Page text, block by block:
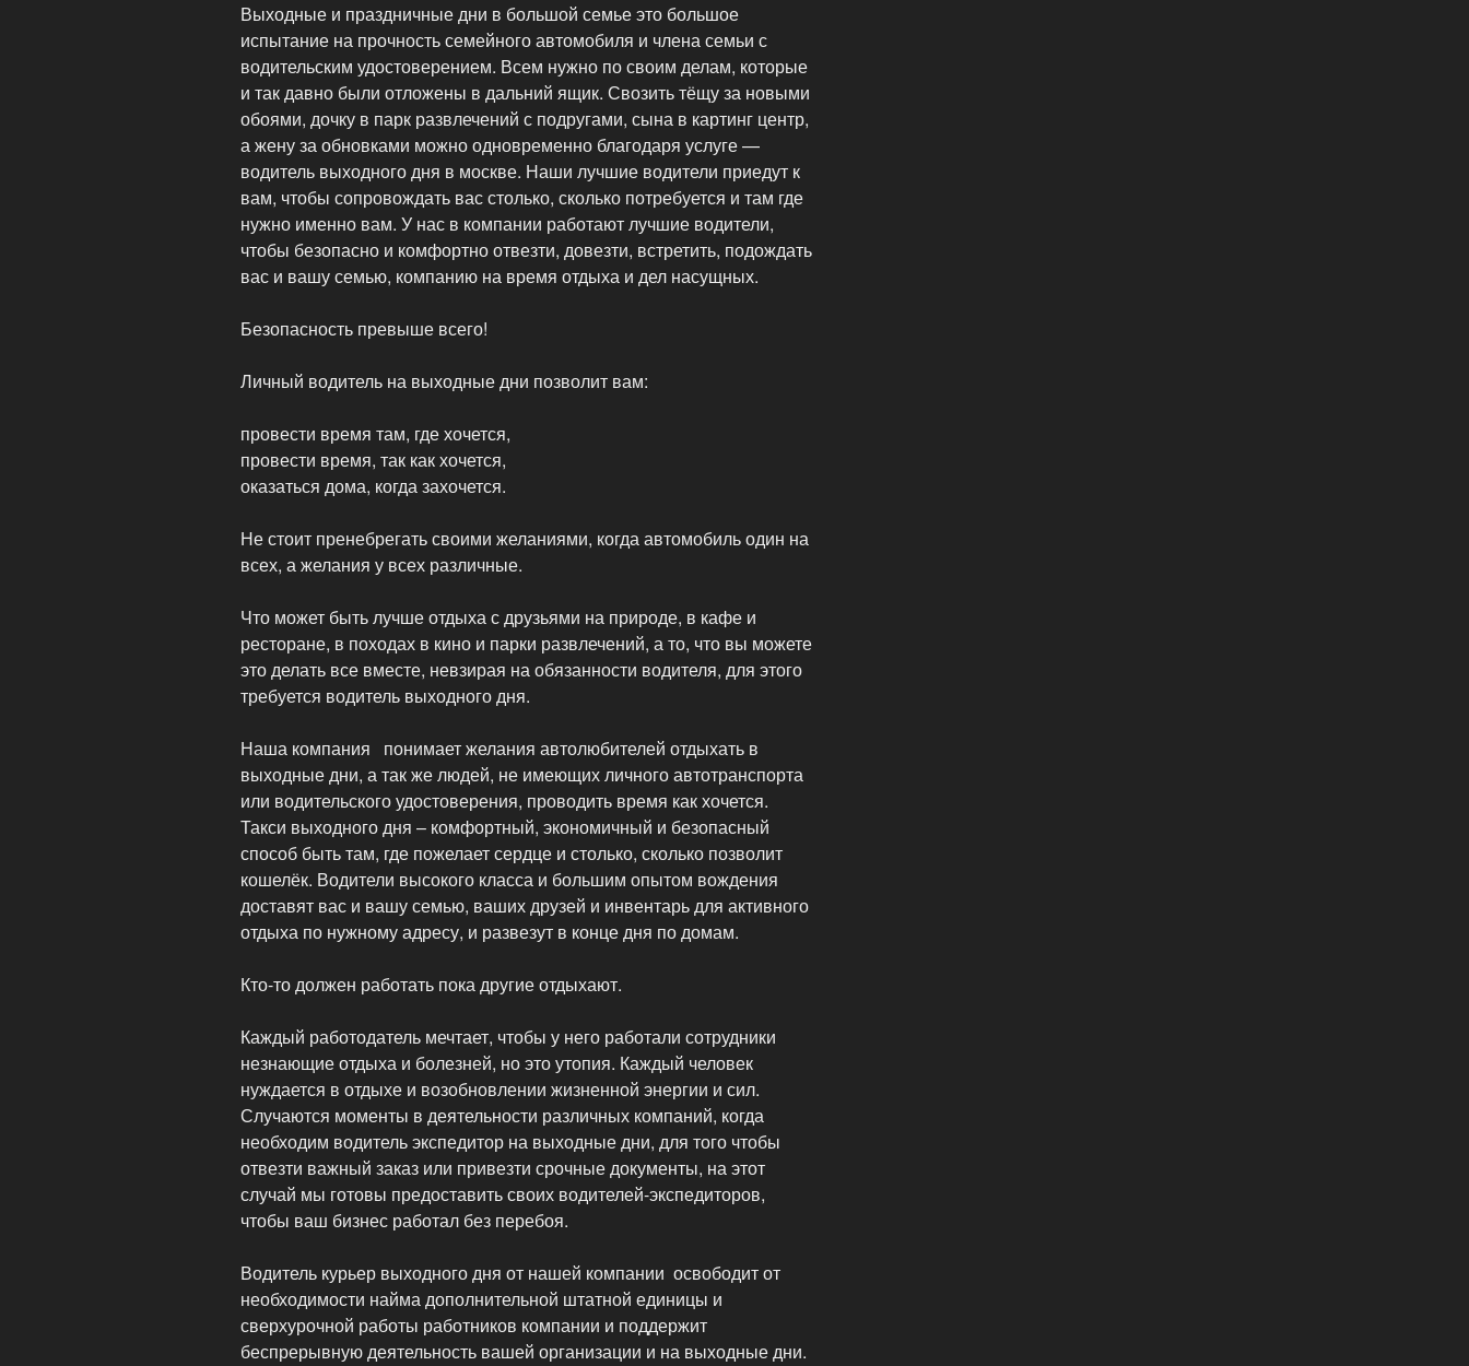
Выходные и праздничные дни в большой семье это большое
испытание на прочность семейного автомобиля и члена семьи с
водительским удостоверением. Всем нужно по своим делам, которые
и так давно были отложены в дальний ящик. Свозить тёщу за новыми
обоями, дочку в парк развлечений с подругами, сына в картинг центр,
а жену за обновками можно одновременно благодаря услуге —
водитель выходного дня в москве. Наши лучшие водители приедут к
вам, чтобы сопровождать вас столько, сколько потребуется и там где
нужно именно вам. У нас в компании работают лучшие водители,
чтобы безопасно и комфортно отвезти, довезти, встретить, подождать
вас и вашу семью, компанию на время отдыха и дел насущных.
Безопасность превыше всего!
Личный водитель на выходные дни позволит вам:
провести время там, где хочется,
провести время, так как хочется,
оказаться дома, когда захочется.
Не стоит пренебрегать своими желаниями, когда автомобиль один на
всех, а желания у всех различные.
Что может быть лучше отдыха с друзьями на природе, в кафе и
ресторане, в походах в кино и парки развлечений, а то, что вы можете
это делать все вместе, невзирая на обязанности водителя, для этого
требуется водитель выходного дня.
Наша компания понимает желания автолюбителей отдыхать в
выходные дни, а так же людей, не имеющих личного автотранспорта
или водительского удостоверения, проводить время как хочется.
Такси выходного дня – комфортный, экономичный и безопасный
способ быть там, где пожелает сердце и столько, сколько позволит
кошелёк. Водители высокого класса и большим опытом вождения
доставят вас и вашу семью, ваших друзей и инвентарь для активного
отдыха по нужному адресу, и развезут в конце дня по домам.
Кто-то должен работать пока другие отдыхают.
Каждый работодатель мечтает, чтобы у него работали сотрудники
незнающие отдыха и болезней, но это утопия. Каждый человек
нуждается в отдыхе и возобновлении жизненной энергии и сил.
Случаются моменты в деятельности различных компаний, когда
необходим водитель экспедитор на выходные дни, для того чтобы
отвезти важный заказ или привезти срочные документы, на этот
случай мы готовы предоставить своих водителей-экспедиторов,
чтобы ваш бизнес работал без перебоя.
Водитель курьер выходного дня от нашей компании освободит от
необходимости найма дополнительной штатной единицы и
сверхурочной работы работников компании и поддержит
беспрерывную деятельность вашей организации и на выходные дни.